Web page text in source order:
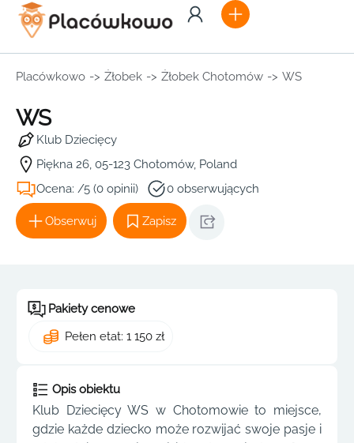
Placówkowo -> Żłobek -> Żłobek Chotomów -> WS
WS
Klub Dziecięcy
Piękna 26, 05-123 Chotomów, Poland
Ocena: /5 (0 opinii)
0 obserwujących
Obserwuj Zapisz
Pakiety cenowe
Pełen etat: 1 150 zł
Opis obiektu
Klub Dziecięcy WS w Chotomowie to miejsce,
gdzie każde dziecko może rozwijać swoje pasje i